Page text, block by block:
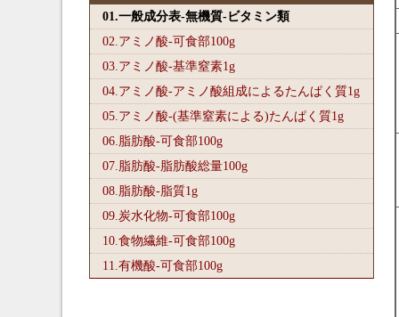
01.一般成分表-無機質-ビタミン類
02.アミノ酸-可食部100g
03.アミノ酸-基準窒素1g
04.アミノ酸-アミノ酸組成によるたんぱく質1g
05.アミノ酸-(基準窒素による)たんぱく質1g
06.脂肪酸-可食部100g
07.脂肪酸-脂肪酸総量100g
08.脂肪酸-脂質1g
09.炭水化物-可食部100g
10.食物繊維-可食部100g
11.有機酸-可食部100g